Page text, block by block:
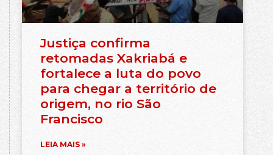
Justiça confirma
retomadas Xakriabá e
fortalece a luta do povo
para chegar a território de
origem, no rio São
Francisco
LEIA MAIS »